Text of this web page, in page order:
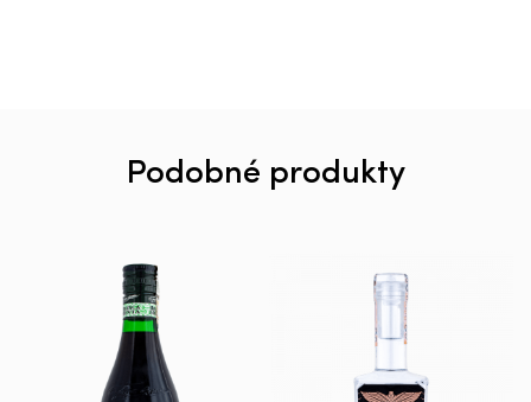
Podobné produkty